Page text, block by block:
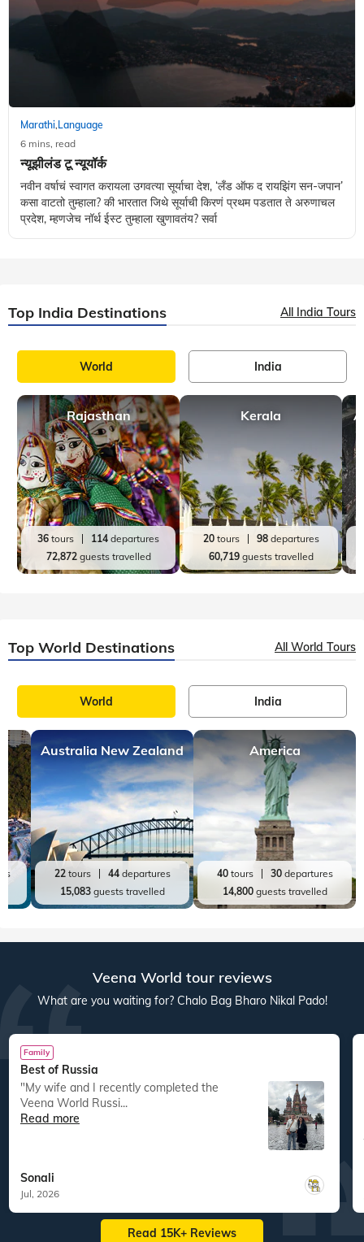
Marathi, Language
6 mins, read
न्यूझीलंड टू न्यूयॉर्क
नवीन वर्षाचं स्वागत करायला उगवत्या सूर्याचा देश, ‘लँड ऑफ द रायझिंग सन-जपान’
कसा वाटतो तुम्हाला? की भारतात जिथे सूर्याची किरणं प्रथम पडतात ते अरुणाचल
प्रदेश, म्हणजेच नॉर्थ ईस्ट तुम्हाला खुणावतंय? सर्वा
Top India Destinations All India Tours
World India
Rajasthan
36 tours 114 departures
72,872guests travelled
Kerala
20tours 98departures
60,719guests travelled
Top World Destinations All World Tours
World India
Australia New Zealand
22tours 44departures
15,083guests travelled
America
40tours 30departures
14,800guests travelled
Veena World tour reviews
What are you waiting for? Chalo Bag Bharo Nikal Pado!
Family
Best of Russia
"My wife and I recently completed the
Veena World Russi...
Read more
Sonali
Jul, 2026
Read 15K+ Reviews